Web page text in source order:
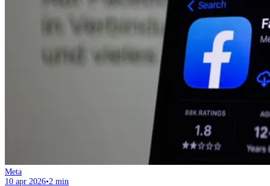
Meta
10 apr 2026•2 min